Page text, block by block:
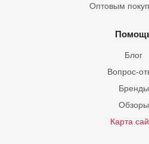
Оптовым
Блог
Вопрос-
Бренды
Обзоры
Карта